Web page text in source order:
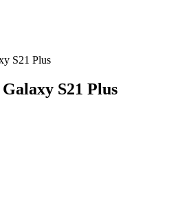
S21 Plus
S21 Plus